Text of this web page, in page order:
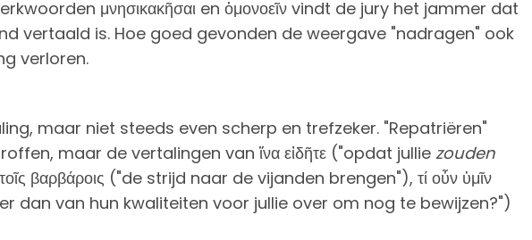
μνησικακῆσαι en ὁμονοεῖν vindt de jury het jammer dat
vertaald is. Hoe goed gevonden de weergave "nadragen" ook
verloren.
maar niet steeds even scherp en trefzeker. "Repatriëren"
maar de vertalingen van ἵνα εἰδῆτε ("opdat jullie zouden
βαρβάροις ("de strijd naar de vijanden brengen"), τί οὖν ὑμῖν
er dan van hun kwaliteiten voor jullie over om nog te bewijzen?")